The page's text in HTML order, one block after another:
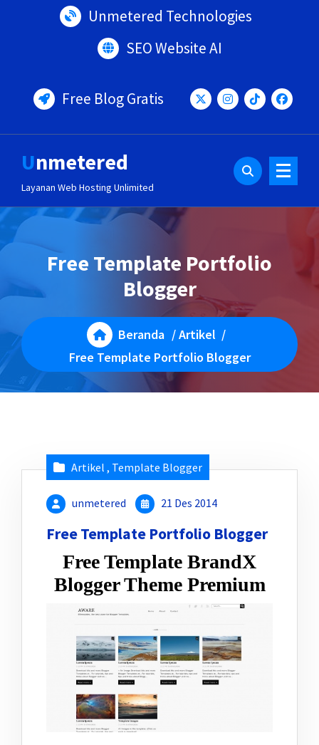
Unmetered Technologies
SEO Website AI
Free Blog Gratis
Unmetered
Layanan Web Hosting Unlimited
Free Template Portfolio
Blogger
Beranda /Artikel /
Free Template Portfolio Blogger
Artikel , Template Blogger
unmetered 21 Des 2014
Free Template Portfolio Blogger
Free Template BrandX
Blogger Theme Premium